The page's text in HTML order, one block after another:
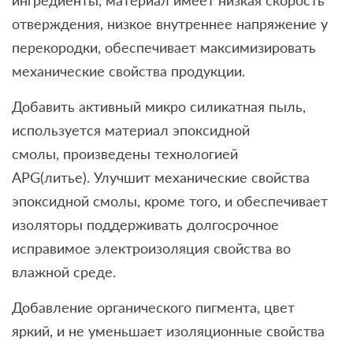
отверждения, низкое внутреннее напряжение у
перекородки, обеспечивает максимизировать
механические свойства продукции.
Добавить активный микро силикатная пыль,
используется материал эпоксидной
смолы, произведены технологией
APG(литье). Улучшит механические свойства
эпоксидной смолы, кроме того, и обеспечивает
изоляторы поддерживать долгосрочное
исправимое электроизоляция свойства во
влажной среде.
Добавление органического пигмента, цвет
яркий, и не уменьшает изоляционные свойства